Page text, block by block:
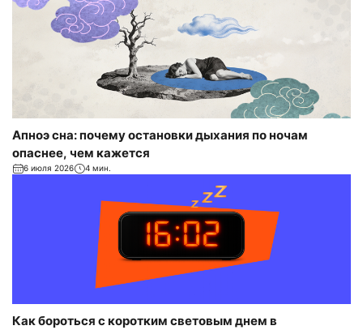
Апноэ сна: почему остановки дыхания по ночам
опаснее, чем кажется
6 июля 2026 4 мин.
Как бороться с коротким световым днем в